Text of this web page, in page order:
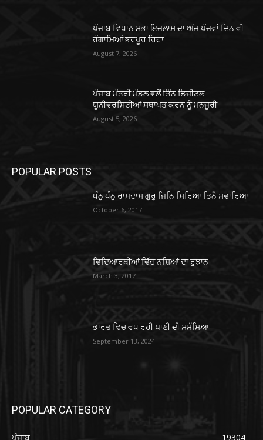
ਪੰਜਾਬ ਵਿਧਾਨ ਸਭਾ ਇਜਲਾਸ ਦਾ ਅੱਜ ਪੰਜਵਾਂ ਦਿਨ ਵੀ
ਹੰਗਾਮਿਆਂ ਭਰਪੂਰ ਰਿਹਾ
August 7, 2026
ਪੰਜਾਬ ਮੰਤਰੀ ਮੰਡਲ ਵਲੋਂ ਤਿੰਨ ਡਿਜੀਟਲ
ਯੂਨੀਵਰਸਿਟੀਆਂ ਸਥਾਪਤ ਕਰਨ ਨੂੰ ਮਨਜੂਰੀ
August 5, 2026
POPULAR POSTS
ਧੰਨੁ ਧੰਨੁ ਰਾਮਦਾਸ ਗੁਰੁ ਜਿਨਿ ਸਿਰਿਆ ਤਿਨੈ ਸਵਾਰਿਆ
October 6, 2017
ਵਿਦਿਆਰਥੀਆਂ ਵਿੱਚ ਨਸ਼ਿਆਂ ਦਾ ਰੁਝਾਨ
March 3, 2017
ਭਾਰਤ ਵਿਚ ਵਧ ਰਹੀ ਪਾਣੀ ਦੀ ਸਮੱਸਿਆ
September 13, 2024
POPULAR CATEGORY
ਪੰਜਾਬ 19304